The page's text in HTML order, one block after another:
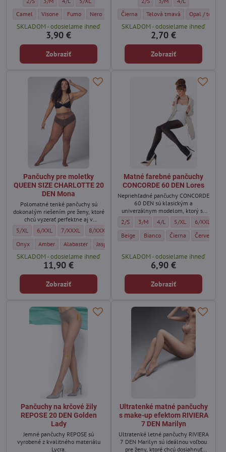
Dámske jemné pančuchy VELY 15 DEN Golden Lady - Farba:
Camel Dámske jemné pančuchy VELY 15 DEN Golden Lady - Farba:
Visone Dámske jemné pančuchy VELY 15 DEN Golden Lady - Farba:
Fumo Dámske jemné pančuchy VELY 15 DEN Golden Lady -
Nero
SKLADOM - odosielame ihneď
3,90 €
Zobraziť
Dámske pančuchy EXCLUSIVE 20 DEN
Čierna Dámske pančuchy EXCLUSIVE
Telová tmavá Dámske
Opal / telová
SKLADOM - odosielame ihneď
2,70 €
Zobraziť
Pančuchy pre moletky
QUEEN SIZE CHARLOTTE 20
DEN Mona
Polomatné tenké pančuchy sú
dokonalým riešením pre ženy, ktoré
chcú vyzerať perfektne aj v
teplejších dňoch.
Pančuchy pre moletky QUEEN SIZE CHARLOTTE 20 DEN Mona - Veľkosť:
5/XL Pančuchy pre moletky QUEEN SIZE CHARLOTTE 20 DEN Mona - Veľkosť:
6/XXL Pančuchy pre moletky QUEEN SIZE CHARLOTTE 20 DEN Mona -
7/XXXL Pančuchy pre moletky QUEEN SIZE CHARLOTTE 20
8/XXXXL
9/XXXXXL
Pančuchy pre moletky QUEEN SIZE CHARLOTTE 20 DEN Mona - Farba:
Onyx Pančuchy pre moletky QUEEN SIZE CHARLOTTE 20 DEN Mona - Farba:
Amber Pančuchy pre moletky QUEEN SIZE CHARLOTTE 20 DEN Mona -
Alabaster Pančuchy pre moletky QUEEN SIZE CHARLOTTE
Jasper
SKLADOM - odosielame ihneď
11,90 €
Zobraziť
Matné farebné pančuchy
CONCORDE 60 DEN Lores
Nepriehľadné pančuchy CONCORDE
60 DEN sú klasickým a
univerzálnym modelom, ktorý sa
hodí k rôznym outfitom – od
jednoduchých každodenných
kombinácií až po elegantné
Matné farebné pančuchy CONCORDE 60
2/S Matné farebné pančuchy
3/M Matné farebné pančuchy
4/L Matné farebné
5/XL Matné
6/XXL
Matné farebné pančuchy CONCORDE 60
Beige Matné farebné pančuchy
Bianco Matné farebné
Čierna Matné
Červená
SKLADOM - odosielame ihneď
6,90 €
Zobraziť
Pančuchy na krčové žily
REPOSE 20 DEN Golden
Lady
Jemné pančuchy REPOSE sú
vyrobené z kvalitného materiálu
Lycra.
Ultratenké matné pančuchy
s make-up efektom RIVIERA
7 DEN Marilyn
Ultratenké letné pančuchy RIVIERA
7 DEN Marilyn sú ideálnou voľbou
pre ženy, ktoré chcú dosiahnuť